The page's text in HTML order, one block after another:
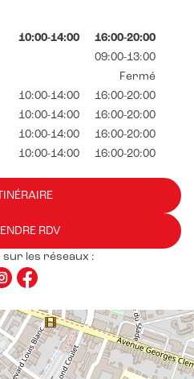
10:00-14:00
16:00-20:00
09:00-13:00
Fermé
10:00-14:00
16:00-20:00
10:00-14:00
16:00-20:00
10:00-14:00
16:00-20:00
10:00-14:00
16:00-20:00
ITINÉRAIRE
RDV
sur les réseaux :